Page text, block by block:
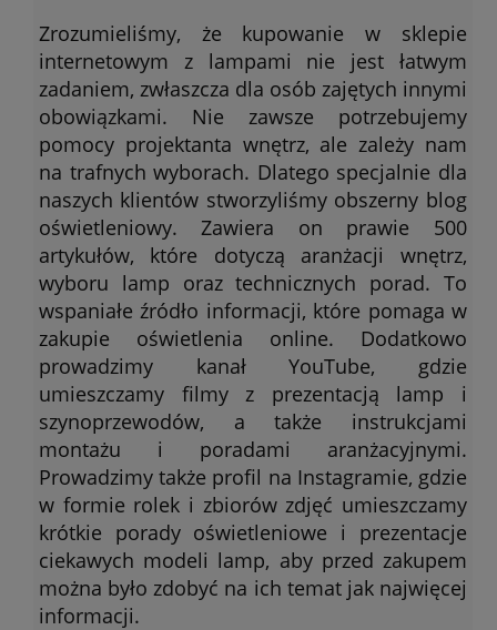
Zrozumieliśmy, że kupowanie w sklepie
internetowym z lampami nie jest łatwym
zadaniem, zwłaszcza dla osób zajętych innymi
obowiązkami. Nie zawsze potrzebujemy
pomocy projektanta wnętrz, ale zależy nam
na trafnych wyborach. Dlatego specjalnie dla
naszych klientów stworzyliśmy obszerny blog
oświetleniowy. Zawiera on prawie 500
artykułów, które dotyczą aranżacji wnętrz,
wyboru lamp oraz technicznych porad. To
wspaniałe źródło informacji, które pomaga w
zakupie oświetlenia online. Dodatkowo
prowadzimy kanał YouTube, gdzie
umieszczamy filmy z prezentacją lamp i
szynoprzewodów, a także instrukcjami
montażu i poradami aranżacyjnymi.
Prowadzimy także profil na Instagramie, gdzie
w formie rolek i zbiorów zdjęć umieszczamy
krótkie porady oświetleniowe i prezentacje
ciekawych modeli lamp, aby przed zakupem
można było zdobyć na ich temat jak najwięcej
informacji.